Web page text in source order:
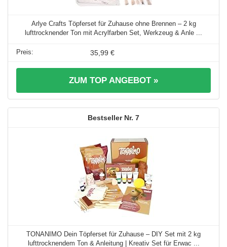
Arlye Crafts Töpferset für Zuhause ohne Brennen – 2 kg
lufttrocknender Ton mit Acrylfarben Set, Werkzeug & Anle ...
35,99 €
ZUM TOP ANGEBOT »
7
TONANIMO Dein Töpferset für Zuhause – DIY Set mit 2 kg
lufttrocknendem Ton & Anleitung | Kreativ Set für Erwac ...